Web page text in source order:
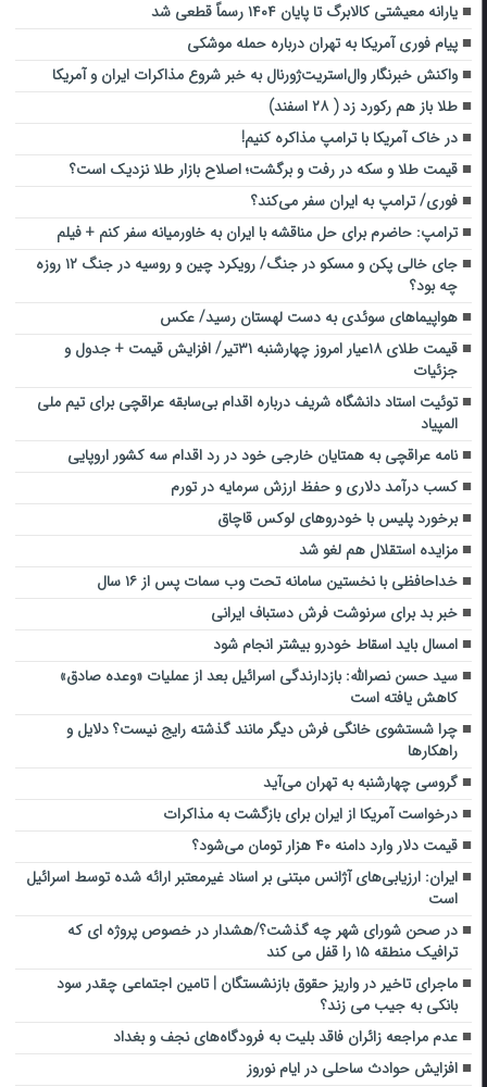
یارانه معیشتی کالابرگ تا پایان ۱۴۰۴ رسماً قطعی شد
پیام فوری آمریکا به تهران درباره حمله موشکی
واکنش خبرنگار وال‌استریت‌ژورنال به خبر شروع مذاکرات ایران و آمریکا
طلا باز هم رکورد زد ( ۲۸ اسفند)
در خاک آمریکا با ترامپ مذاکره کنیم!
قیمت طلا و سکه در رفت و برگشت؛ اصلاح بازار طلا نزدیک است؟
فوری/ ترامپ به ایران سفر می‌کند؟
ترامپ: حاضرم برای حل مناقشه با ایران به خاورمیانه سفر کنم + فیلم
جای خالی پکن و مسکو در جنگ/ رویکرد چین و روسیه در جنگ ۱۲ روزه
چه بود؟
هواپیماهای سوئدی به دست لهستان رسید/ عکس
قیمت طلای ۱۸عیار امروز چهارشنبه ۳۱تیر/ افزایش قیمت + جدول و
جزئیات
توئیت استاد دانشگاه شریف درباره اقدام بی‌سابقه عراقچی برای تیم ملی
المپیاد
نامه عراقچی به همتایان خارجی خود در رد اقدام سه کشور اروپایی
کسب درآمد دلاری و حفظ ارزش سرمایه در تورم
برخورد پلیس با خودروهای لوکس قاچاق
مزایده استقلال هم لغو شد
خداحافظی با نخستین سامانه تحت وب سمات پس از ۱۶ سال
خبر بد برای سرنوشت فرش دستباف ایرانی
امسال باید اسقاط خودرو بیشتر انجام شود
سید حسن نصرالله: بازدارندگی اسرائیل بعد از عملیات «وعده صادق»
کاهش یافته است
چرا شستشوی خانگی فرش دیگر مانند گذشته رایج نیست؟ دلایل و
راهکارها
گروسی چهارشنبه به تهران می‌آید
درخواست آمریکا از ایران برای بازگشت به مذاکرات
قیمت دلار وارد دامنه ۴۰ هزار تومان می‌شود؟
ایران: ارزیابی‌های آژانس مبتنی بر اسناد غیرمعتبر ارائه شده توسط اسرائیل
است
در صحن شورای شهر چه گذشت؟/هشدار در خصوص پروژه ای که
ترافیک منطقه ۱۵ را قفل می کند
ماجرای تاخیر در واریز حقوق بازنشستگان | تامین اجتماعی چقدر سود
بانکی به جیب می زند؟
عدم مراجعه زائران فاقد بلیت به فرودگاه‌های نجف و بغداد
افزایش حوادث ساحلی در ایام نوروز